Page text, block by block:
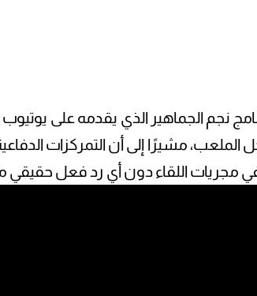
نجم الجماهير الذي يقدمه على
مشيرًا إلى أن التمركزات
مجريات اللقاء دون أي رد فعل حقيقي